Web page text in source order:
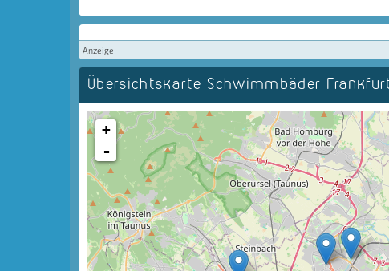
Anzeige
Übersichtskarte Schwimmbäder
+
-